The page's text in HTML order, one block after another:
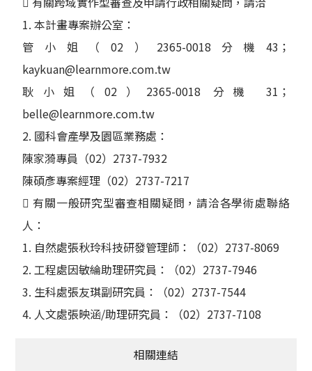
1. 本計畫專案辦公室：
管小姐（02）2365-0018分機43；
kaykuan@learnmore.com.tw
耿小姐（02）2365-0018 分機 31；
belle@learnmore.com.tw
2. 國科會產學及園區業務處：
陳家漪專員（02）2737-7932
陳碩彥專案經理（02）2737-7217
 有關一般研究型審查相關疑問，請洽各學術處聯絡
人：
1. 自然處張秋玲科技研發管理師：（02）2737-8069
2. 工程處因敏綸助理研究員：（02）2737-7946
3. 生科處張友琪副研究員：（02）2737-7544
4. 人文處張映涵/助理研究員：（02）2737-7108
相關連結